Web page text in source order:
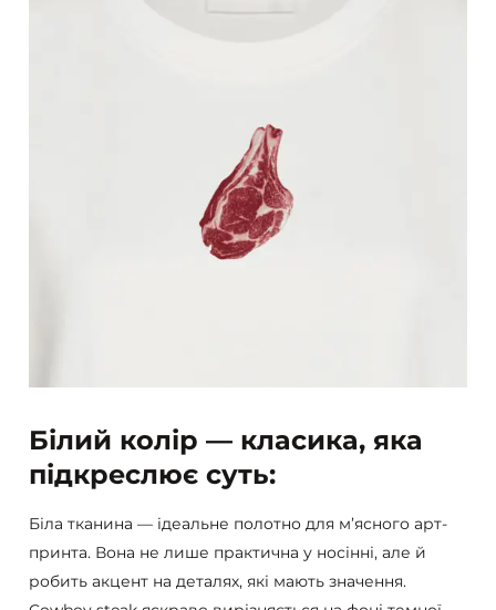
Білий колір — класика, яка
підкреслює суть:
Біла тканина — ідеальне полотно для м’ясного арт-
принта. Вона не лише практична у носінні, але й
робить акцент на деталях, які мають значення.